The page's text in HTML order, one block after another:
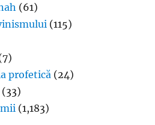
(61)
(115)
profetică (24)
(33)
(1,183)